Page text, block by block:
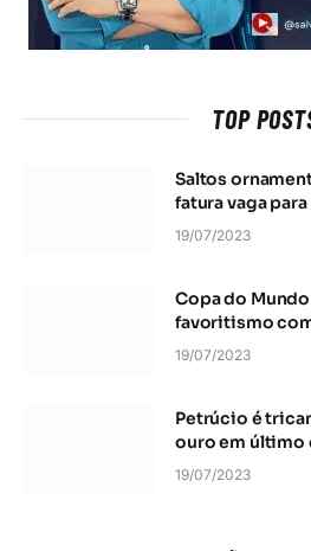
TOP
Saltos
fatura vaga
19/07/2023
Copa do
favoritismo
19/07/2023
Petrúcio é
ouro em último
19/07/2023